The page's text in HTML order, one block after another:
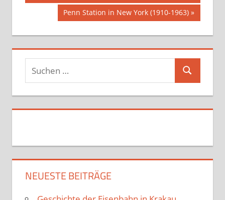
Nächster
Beitrag:
Penn Station in New York (1910-1963)
Suchen
Suchen
NEUESTE BEITRÄGE